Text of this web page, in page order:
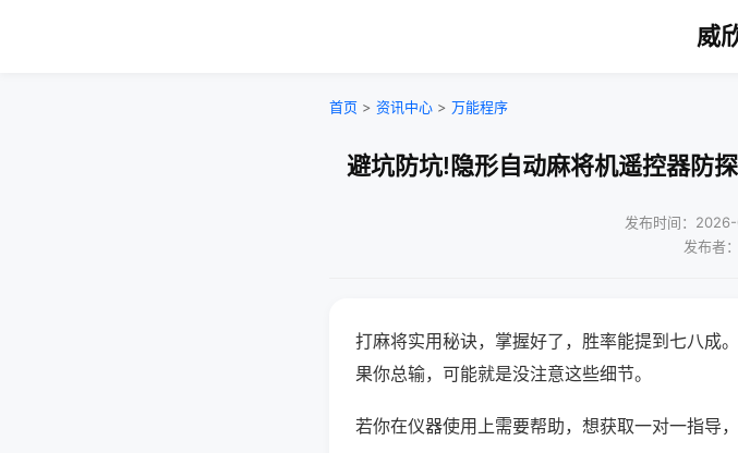
威
首页 > 资讯中心 > 万能程序
避坑防坑!隐形自动麻将机遥控器防
发布时间：
发布者
打麻将实用秘诀，掌握好了，胜率能提到七八成
果你总输，可能就是没注意这些细节。
若你在仪器使用上需要帮助，想获取一对一指导